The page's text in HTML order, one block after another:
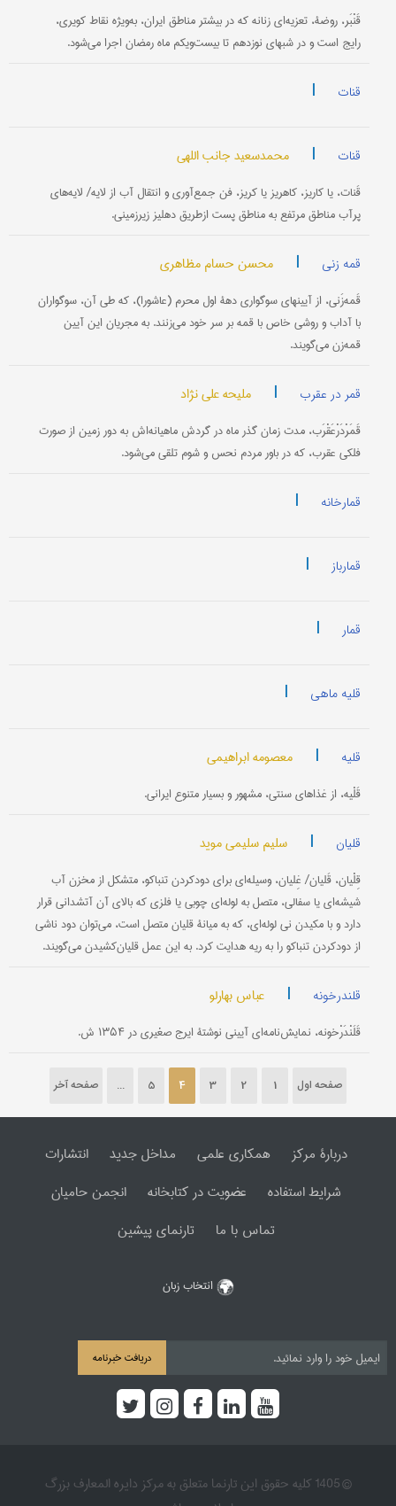
قَنْبَر، روضۀ، تعزیه‌ای زنانه که در بیشتر مناطق ایران، به‌ویژه نقاط کویری،
رایج است و در شبهای نوزدهم تا بیست‌ویکم ماه رمضان اجرا می‌شود.
قنات |
قنات | محمدسعید جانب اللهی
قَنات، یا کاریز، کاهریز یا کریز، فن جمع‌آوری و انتقال آب از لایه/ لایه‌های
پرآب مناطق مرتفع به مناطق پست ازطریق دهلیز زیرزمینی.
قمه زنی | محسن حسام مظاهری
قَمه‌زَنی، از آیینهای سوگواری دهۀ اول محرم (عاشورا)، که طی آن، سوگواران
با آداب و روشی خاص با قمه بر سر خود می‌زنند. به مجریان این آیین
قمه‌زن می‌گویند.
قمر در عقرب | ملیحه علی نژاد
قَمَرْدَرْعَقْرَب، مدت زمان گذر ماه در گردش ماهیانه‌اش به دور زمین از صورت
فلکی عقرب، که در باور مردم نحس و شوم تلقی می‌شود.
قمارخانه |
قمارباز |
قمار |
قلیه ماهی |
قلیه | معصومه ابراهیمی
قَلْیه، از غذاهای سنتی، مشهور و بسیار متنوع ایرانی.
قلیان | سلیم سلیمی موید
قِلْیان، قَلیان/ غِلیان، وسیله‌ای برای دود‌کردن تنباکو، متشکل از مخزن آب
شیشه‌ای یا سفالی، متصل به لوله‌ای چوبی یا فلزی که بالای آن آتشدانی قرار
دارد و با مکیدن نی لوله‌ای، که به میانۀ قلیان متصل است، می‌توان دود ناشی
از دود‌کردن تنباکو را به ریه هدایت کرد. به این عمل قلیان‌کشیدن می‌گویند.
قلندرخونه | عباس بهارلو
قَلَنْدَرْخونه، نمایش‌نامه‌ای آیینی نوشتۀ ایرج صغیری در ۱۳۵۴ ش.
صفحه اول 1
2
3
4
5
... صفحه آخر
دربارۀ مرکز همکاری علمی مداخل جدید
انتشارات
شرایط استفاده
عضویت در کتابخانه
انجمن حامیان
تماس با ما
تارنمای پیشین
انتخاب زبان
دریافت خبرنامه
© 1405 کلیه حقوق این تارنما متعلق به مرکز دایره المعارف بزرگ